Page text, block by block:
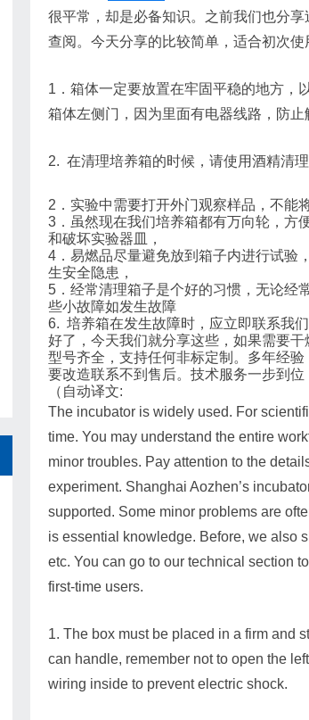
很平常，却是必备知识。之前我们也分
查阅。今天分享的比较简单，适合初次使
1．箱体一定要放置在牢固平稳的地方，
箱体左侧门，因为里面有电器线路，防止
2. 在清理培养箱的时候，请使用酒精清
2．实验中需要打开外门观察样品，不能
3．虽然现在我们培养箱都有万向轮，方
和破坏实验器皿，
4．易燃品尽量避免放到箱子内进行试验
生安全隐患，
5．经常清理箱子是个好的习惯，无论经
些小故障如发生故障
6. 培养箱在发生故障时，应立即联系我
好了，今天我们就分享这些，如果需要干
型号齐全，支持任何非标定制。多年经
要改造联系不到售后。技术服务一步到位
（自动译文:
The incubator is widely used. For
time. You may understand the entire
minor troubles. Pay attention to the
experiment. Shanghai Aozhen’s
supported. Some minor problems are
is essential knowledge. Before, we also
etc. You can go to our technical section
first-time users.
1. The box must be placed in a firm and
can handle, remember not to open the
wiring inside to prevent electric shock.